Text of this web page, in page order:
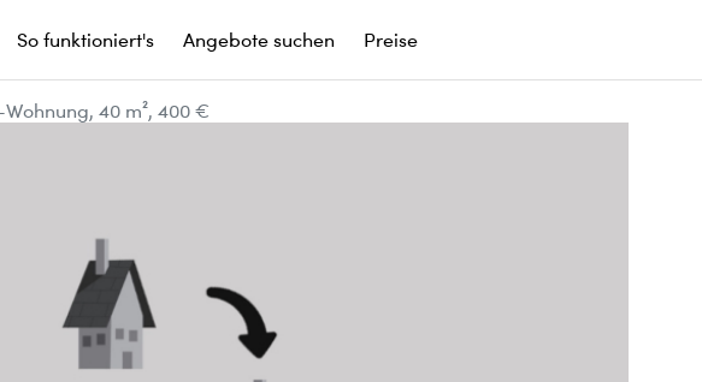
So funktioniert's Angebote suchen Preise
40 m², 400 €